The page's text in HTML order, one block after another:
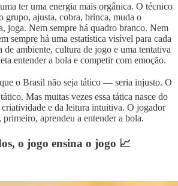
ter uma energia mais orgânica. O técnico
grupo, ajusta, cobra, brinca, muda o
joga. Nem sempre há quadro branco. Nem
sempre há uma estatística visível para cada
de ambiente, cultura de jogo e uma tentativa
entender a bola e competir com emoção.
o Brasil não seja tático — seria injusto. O
Mas muitas vezes essa tática nasce do
criatividade e da leitura intuitiva. O jogador
aprendeu a entender a bola.
o jogo ensina o jogo 📈